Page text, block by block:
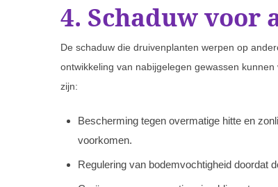
4. Schaduw voor
De schaduw die druivenplanten werpen op
ontwikkeling van nabijgelegen gewassen
zijn:
Bescherming tegen overmatige hitte en
voorkomen.
Regulering van bodemvochtigheid doordat